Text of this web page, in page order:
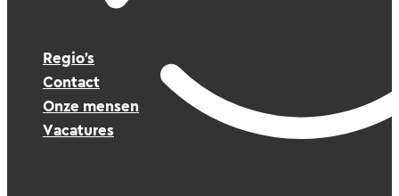
Regio’s
Contact
Onze mensen
Vacatures